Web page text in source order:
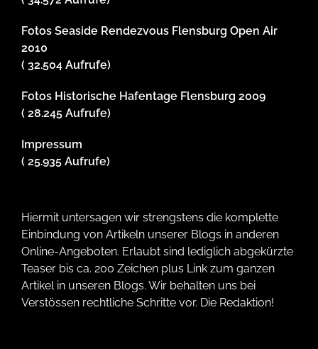
Fotos Seaside Rendezvous Flensburg Open Air
2010
( 32.504 Aufrufe)
Fotos Historische Hafentage Flensburg 2009
( 28.245 Aufrufe)
Impressum
( 25.935 Aufrufe)
Hiermit untersagen wir strengstens die komplette
Einbindung von Artikeln unserer Blogs in anderen
Online-Angeboten. Erlaubt sind lediglich abgekürzte
Teaser bis ca. 200 Zeichen plus Link zum ganzen
Artikel in unseren Blogs. Wir behalten uns bei
Verstössen rechtliche Schritte vor. Die Redaktion!